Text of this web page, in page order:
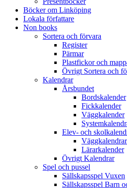
Böcker om Linköping
Lokala författare
Non books
Sortera och förvara
Register
Pärmar
Plastfickor och
Övrigt Sortera och
Kalendrar
Årsbundet
Bordskalender
Fickkalender
Väggkalender
Elev- och
Lärarkalender
Övrigt Kalendrar
Spel och pussel
Sällskapsspel Vuxen
Sällskapsspel Barn